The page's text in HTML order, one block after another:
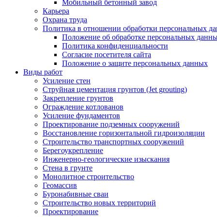
Мобильный бетонный завод
Карьера
Охрана труда
Политика в отношении обработки персональных
Положение об обработке персональных
Политика конфиденциальности
Согласие посетителя сайта
Положение о защите персональных данных
Виды работ
Усиление стен
Струйная цементация грунтов (Jet grouting)
Закрепление грунтов
Ограждение котлованов
Усиление фундаментов
Проектирование подземных сооружений
Восстановление горизонтальной гидроизоляции
Строительство транспортных сооружений
Берегоукрепление
Инженерно-геологические изыскания
Стена в грунте
Монолитное строительство
Геомассив
Буронабивные сваи
Строительство новых территорий
Проектирование